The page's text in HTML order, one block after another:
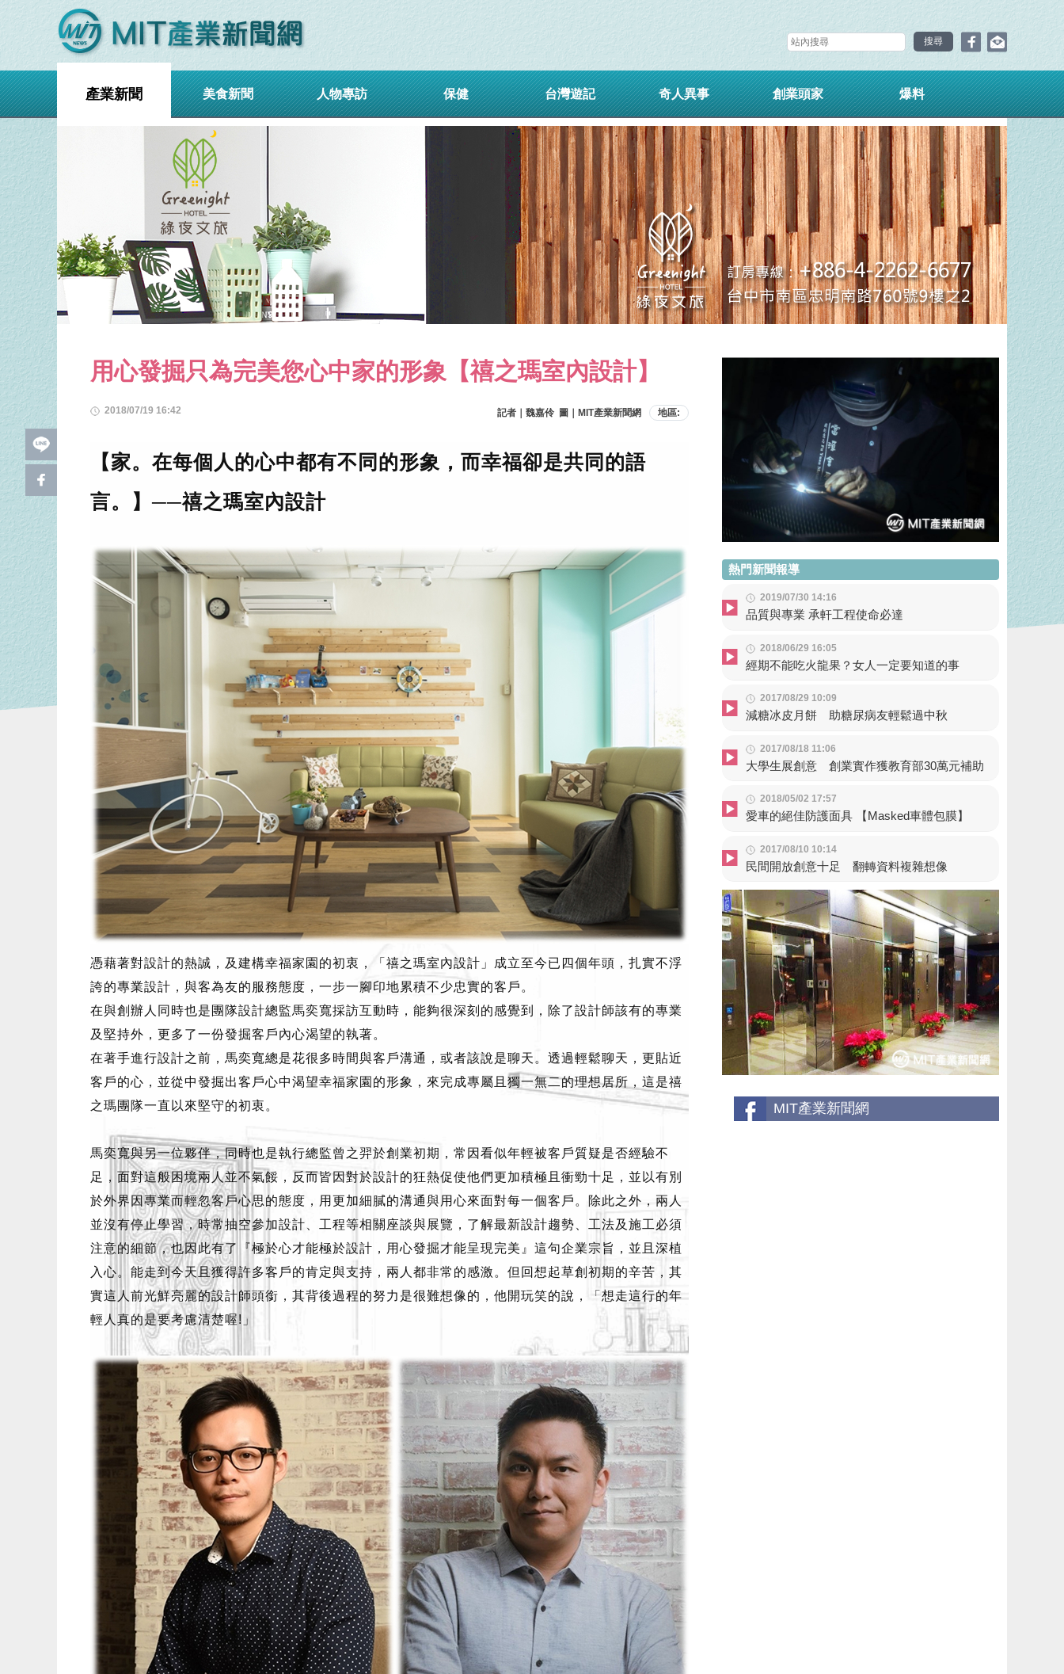
產業新聞 美食新聞 人物專訪 保健 台灣遊記 奇人異事 創業頭家 爆料
e
c
e
b
o
o
k
用心發掘只為完美您心中家的形象【禧之瑪室內設計】
2018/07/19 16:42 記者｜魏嘉伶 圖｜MIT產業新聞網 地區:
【家。在每個人的心中都有不同的形象，而幸福卻是共同的語
言。】──禧之瑪室內設計
憑藉著對設計的熱誠，及建構幸福家園的初衷，「禧之瑪室內設計」成立至今已四個年頭，扎實不浮
誇的專業設計，與客為友的服務態度，一步一腳印地累積不少忠實的客戶。
在與創辦人同時也是團隊設計總監馬奕寬採訪互動時，能夠很深刻的感覺到，除了設計師該有的專業
及堅持外，更多了一份發掘客戶內心渴望的執著。
在著手進行設計之前，馬奕寬總是花很多時間與客戶溝通，或者該說是聊天。透過輕鬆聊天，更貼近
客戶的心，並從中發掘出客戶心中渴望幸福家園的形象，來完成專屬且獨一無二的理想居所，這是禧
之瑪團隊一直以來堅守的初衷。
馬奕寬與另一位夥伴，同時也是執行總監曾之羿於創業初期，常因看似年輕被客戶質疑是否經驗不
足，面對這般困境兩人並不氣餒，反而皆因對於設計的狂熱促使他們更加積極且衝勁十足，並以有別
於外界因專業而輕忽客戶心思的態度，用更加細膩的溝通與用心來面對每一個客戶。除此之外，兩人
並沒有停止學習，時常抽空參加設計、工程等相關座談與展覽，了解最新設計趨勢、工法及施工必須
注意的細節，也因此有了『極於心才能極於設計，用心發掘才能呈現完美』這句企業宗旨，並且深植
入心。能走到今天且獲得許多客戶的肯定與支持，兩人都非常的感激。但回想起草創初期的辛苦，其
實這人前光鮮亮麗的設計師頭銜，其背後過程的努力是很難想像的，他開玩笑的說，「想走這行的年
輕人真的是要考慮清楚喔!」
熱門新聞報導
2019/07/30 14:16
品質與專業 承軒工程使命必達
2018/06/29 16:05
經期不能吃火龍果？女人一定要知道的事
2017/08/29 10:09
減糖冰皮月餅 助糖尿病友輕鬆過中秋
2017/08/18 11:06
大學生展創意 創業實作獲教育部30萬元補助
2018/05/02 17:57
愛車的絕佳防護面具 【Masked車體包膜】
2017/08/10 10:14
民間開放創意十足 翻轉資料複雜想像
MIT產業新聞網